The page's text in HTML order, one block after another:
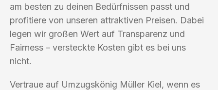
am besten zu deinen Bedürfnissen passt und
profitiere von unseren attraktiven Preisen. Dabei
legen wir großen Wert auf Transparenz und
Fairness – versteckte Kosten gibt es bei uns
nicht.
Vertraue auf Umzugskönig Müller Kiel, wenn es